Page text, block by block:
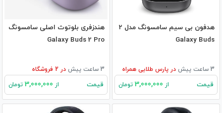
هدفون بی سیم سامسونگ مدل 2
Galaxy Buds
3 ساعت پیش در پارس طلایی همراه
قیمت از تومان
هندزفری بلوتوث اصلی سامسونگ
Galaxy Buds 2 Pro
3 ساعت پیش در فروشگاه
قیمت از تومان